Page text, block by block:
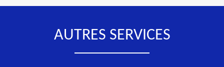
AUTRES SERVICES